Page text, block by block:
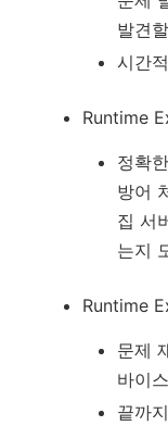
발견
시간
Runtime
정확
방어
집 서
는지
Runtime
문제
바이
끝까